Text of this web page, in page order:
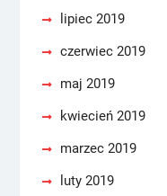
lipiec 2019
czerwiec 2019
maj 2019
kwiecień 2019
marzec 2019
luty 2019